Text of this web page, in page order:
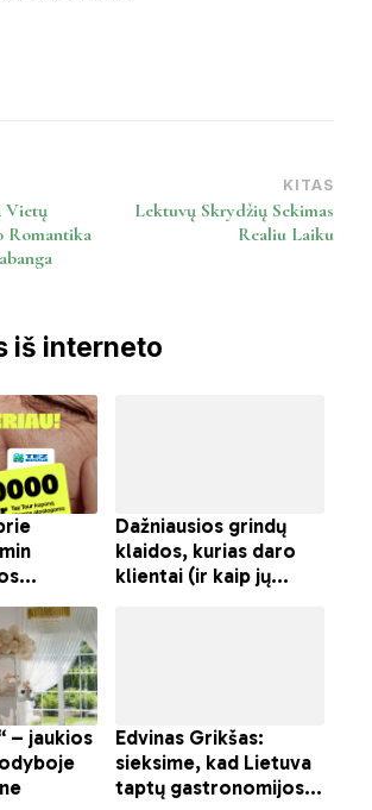
Vietų
Romantika
KITAS
Lektuvų Skrydžių Sekimas
Realiu Laiku
iš interneto